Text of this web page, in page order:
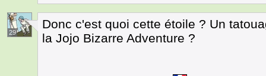
29
Donc c'est quoi cette étoile ? Un
la Jojo Bizarre Adventure ?